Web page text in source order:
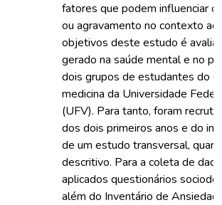
fatores que podem influenciar
ou agravamento no contexto
objetivos deste estudo é
gerado na saúde mental e no
dois grupos de estudantes do
medicina da Universidade
(UFV). Para tanto, foram
dos dois primeiros anos e do
de um estudo transversal,
descritivo. Para a coleta de
aplicados questionários
além do Inventário de